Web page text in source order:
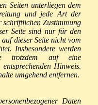
Seiten unterliegen dem
und jede Art der
schriftlichen Zustimmung
Seite sind nur für den
dieser Seite nicht vom
Insbesondere werden
trotzdem auf eine
Hinweis.
umgehend entfernen.
Daten